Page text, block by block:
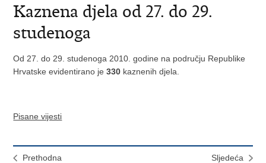
Kaznena djela od 27. do 29.
studenoga
Od 27. do 29. studenoga 2010. godine na području Republike
Hrvatske evidentirano je330 kaznenih djela.
Pisane vijesti
Prethodna
Sljedeća